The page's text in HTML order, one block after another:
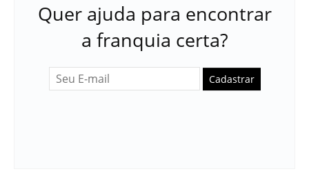
Quer ajuda para encontrar
a franquia certa?
Cadastrar